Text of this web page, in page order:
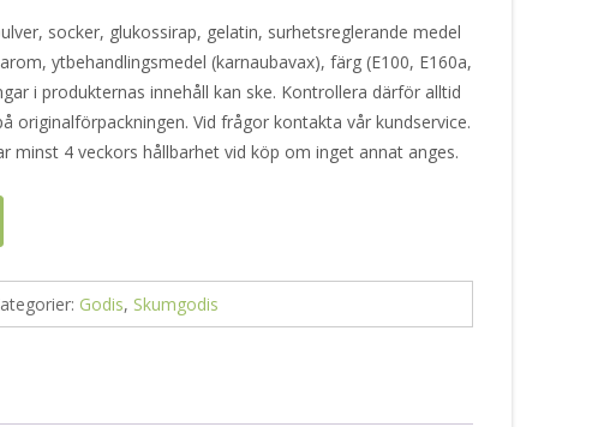
socker, glukossirap, gelatin, surhetsreglerande medel
ytbehandlingsmedel (karnaubavax), färg (E100, E160a,
i produkternas innehåll kan ske. Kontrollera därför alltid
originalförpackningen. Vid frågor kontakta vår kundservice.
minst 4 veckors hållbarhet vid köp om inget annat anges.
Godis, Skumgodis